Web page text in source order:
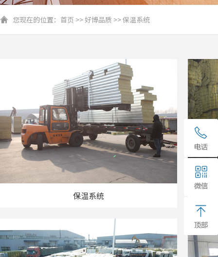
您现在的位置： 首页 >>好博品质 >>保温系统
保温系统